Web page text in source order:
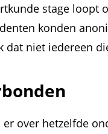
stage loopt
konden
dat niet iedereen
er over hetzelfde